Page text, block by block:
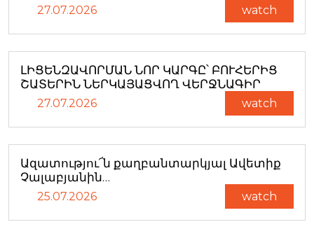
27.07.2026 watch
ԼԻՑԵՆԶԱՎՈՐՄԱՆ ՆՈՐ ԿԱՐԳԸ՝ ԲՈՒՀԵՐԻՑ
ՇԱՏԵՐԻՆ ՆԵՐԿԱՅԱՑՎՈՂ ՎԵՐՋՆԱԳԻՐ
27.07.2026 watch
Ազատությու՜ն քաղբանտարկյալ Ավետիք
Չալաբյանին…
25.07.2026 watch